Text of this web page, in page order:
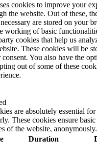
cookies to improve your
the website. Out of these,
are stored on your
working of basic
cookies that help us
These cookies will be
You also have the
out of some of these
are absolutely essential
These cookies ensure
of the website, anonymously.
Duration